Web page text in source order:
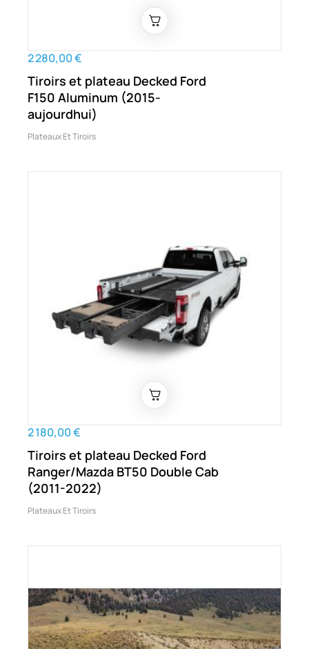
2 280,00 €
Tiroirs et plateau Decked Ford
F150 Aluminum (2015-
aujourdhui)
Plateaux Et Tiroirs
2 180,00 €
Tiroirs et plateau Decked Ford
Ranger/Mazda BT50 Double Cab
(2011-2022)
Plateaux Et Tiroirs